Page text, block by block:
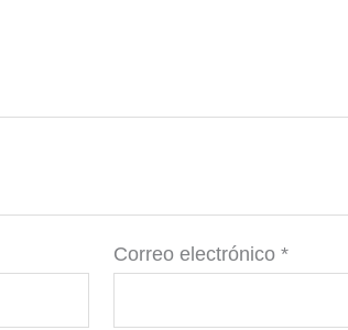
Correo electrónico*